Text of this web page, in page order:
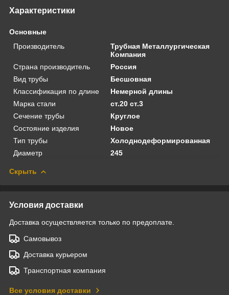
Характеристики
Основные
Производитель
Трубная Металлургическая
Компания
Страна производитель
Россия
Вид трубы
Бесшовная
Классификация по длине
Немерной длины
Марка стали
ст.20 ст.3
Сечение трубы
Круглое
Состояние изделия
Новое
Тип трубы
Холоднодеформированная
Диаметр
245
Скрыть
Условия доставки
Доставка осуществляется только по предоплате.
Самовывоз
Доставка курьером
Транспортная компания
Все условия доставки